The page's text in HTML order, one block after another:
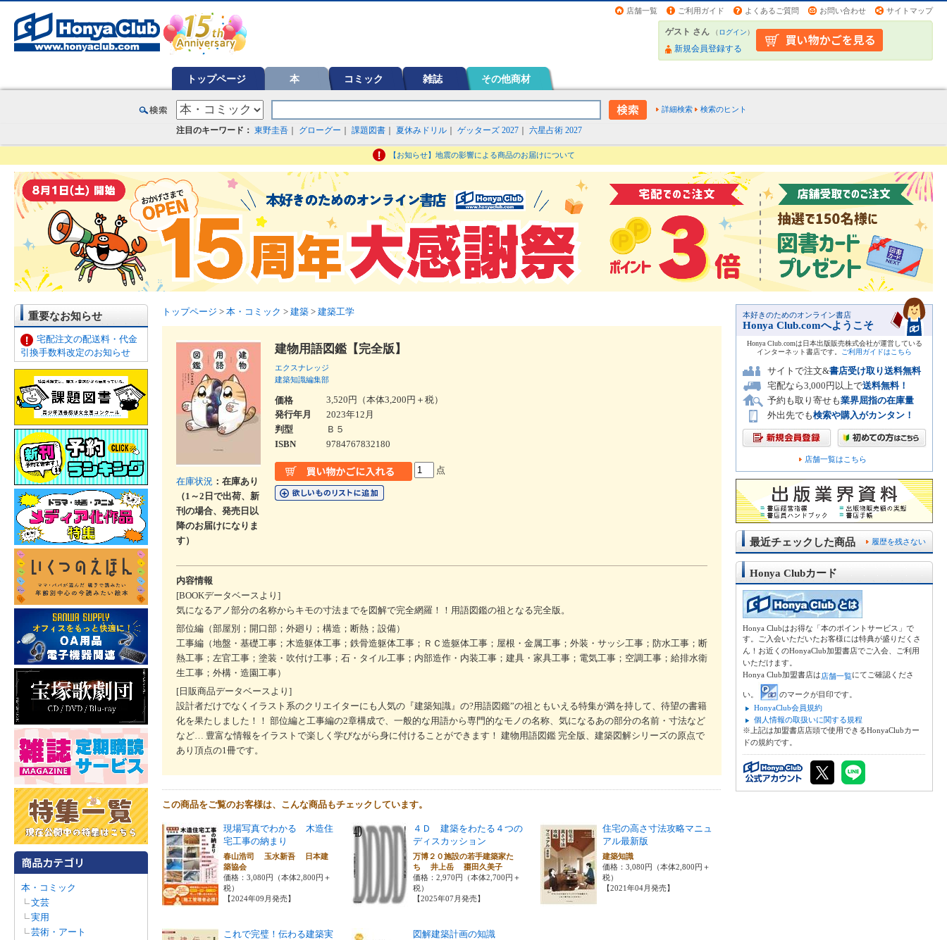
店舗一覧 ご利用ガイド よくあるご質問 お問い合わせ サイトマップ
ゲスト さん （ログイン）
新規会員登録する
トップページ 本 コミック 雑誌 その他商材
詳細検索 検索のヒント
注目のキーワード： 東野圭吾 グローグー 課題図書 夏休みドリル ゲッターズ 2027 六星占術 2027
【お知らせ】地震の影響による商品のお届けについて
重要なお知らせ
宅配注文の配送料・代金
引換手数料改定のお知らせ
本・コミック
文芸
実用
芸術・アート
トップページ > 本・コミック > 建築 > 建築工学
在庫状況 ：在庫あり
（1～2日で出荷、新
刊の場合、発売日以
降のお届けになりま
す）
建物用語図鑑【完全版】
エクスナレッジ
建築知識編集部
価格
3,520円（本体3,200円＋税）
発行年月
2023年12月
判型
Ｂ５
ISBN
9784767832180
点
内容情報
[BOOKデータベースより]
気になるアノ部分の名称からキモの寸法までを図解で完全網羅！！用語図鑑の祖となる完全版。
部位編（部屋別；開口部；外廻り；構造；断熱；設備）
工事編（地盤・基礎工事；木造躯体工事；鉄骨造躯体工事；ＲＣ造躯体工事；屋根・金属工事；外装・サッシ工事；防水工事；断
熱工事；左官工事；塗装・吹付け工事；石・タイル工事；内部造作・内装工事；建具・家具工事；電気工事；空調工事；給排水衛
生工事；外構・造園工事）
[日販商品データベースより]
設計者だけでなくイラスト系のクリエイターにも人気の『建築知識』の?用語図鑑”の祖ともいえる特集が満を持して、待望の書籍
化を果たしました！！ 部位編と工事編の2章構成で、一般的な用語から専門的なモノの名称、気になるあの部分の名前・寸法など
など… 豊富な情報をイラストで楽しく学びながら身に付けることができます！ 建物用語図鑑 完全版、建築図解シリーズの原点で
あり頂点の1冊です。
この商品をご覧のお客様は、こんな商品もチェックしています。
現場写真でわかる 木造住
宅工事の納まり
春山浩司 玉水新吾 日本建
築協会
価格：3,080円（本体2,800円＋
税）
【2024年09月発売】
４Ｄ 建築をわたる４つの
ディスカッション
万博２０施設の若手建築家た
ち 井上岳 棗田久美子
価格：2,970円（本体2,700円＋
税）
【2025年07月発売】
住宅の高さ寸法攻略マニュ
アル最新版
建築知識
価格：3,080円（本体2,800円＋
税）
【2021年04月発売】
これで完璧！伝わる建築実
図解建築計画の知識
本好きのためのオンライン書店
Honya Club.comへようこそ
Honya Club.comは日本出版販売株式会社が運営している
インターネット書店です。
ご利用ガイドはこちら
サイトで注文&書店受け取り送料無料
宅配なら3,000円以上で送料無料！
予約も取り寄せも業界屈指の在庫量
外出先でも検索や購入がカンタン！
店舗一覧はこちら
履歴を残さない
最近チェックした商品
Honya Clubカード
Honya Clubはお得な「本のポイントサービス」で
す。ご入会いただいたお客様には特典が盛りだくさ
ん！お近くのHonyaClub加盟書店でご入会、ご利用
いただけます。
Honya Club加盟書店は店舗一覧にてご確認くださ
い。
のマークが目印です。
HonyaClub会員規約
個人情報の取扱いに関する規程
※上記は加盟書店店頭で使用できるHonyaClubカー
ドの規約です。